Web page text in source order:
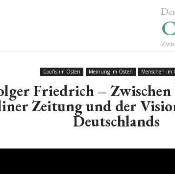
Cool'is im Osten Meinung im Osten Menschen im
Friedrich – Zwischen
Zeitung und der
Deutschlands